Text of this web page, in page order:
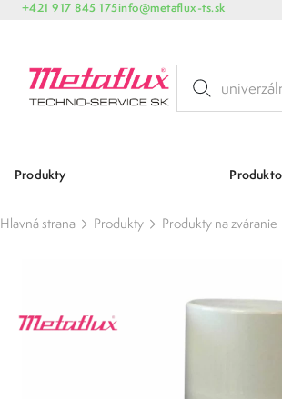
+421 917 845 175info@metaflux-ts.sk
Produkty
Hlavná strana Produkty Produkty na zváranie